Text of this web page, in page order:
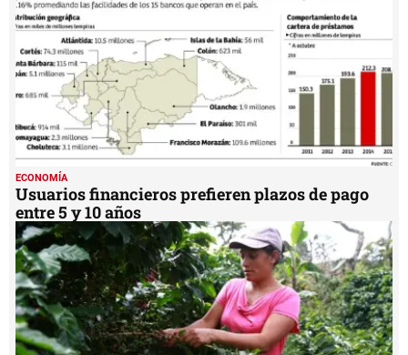
ECONOMÍA
Usuarios financieros prefieren plazos de pago
entre 5 y 10 años